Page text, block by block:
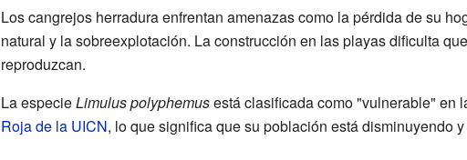
Los cangrejos herradura enfrentan amenazas como la pérdida de su
natural y la sobreexplotación. La construcción en las playas dificulta
reproduzcan.
La especieLimulus polyphemusestá clasificada como "vulnerable" en
Roja de la UICN, lo que significa que su población está disminuyendo